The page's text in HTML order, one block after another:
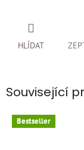
HLÍDAT
Související
Bestseller